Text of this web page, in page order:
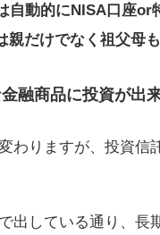
自動的にNISA口座or
親だけでなく祖父母
融商品に投資が出
わりますが、投資信
出している通り、長